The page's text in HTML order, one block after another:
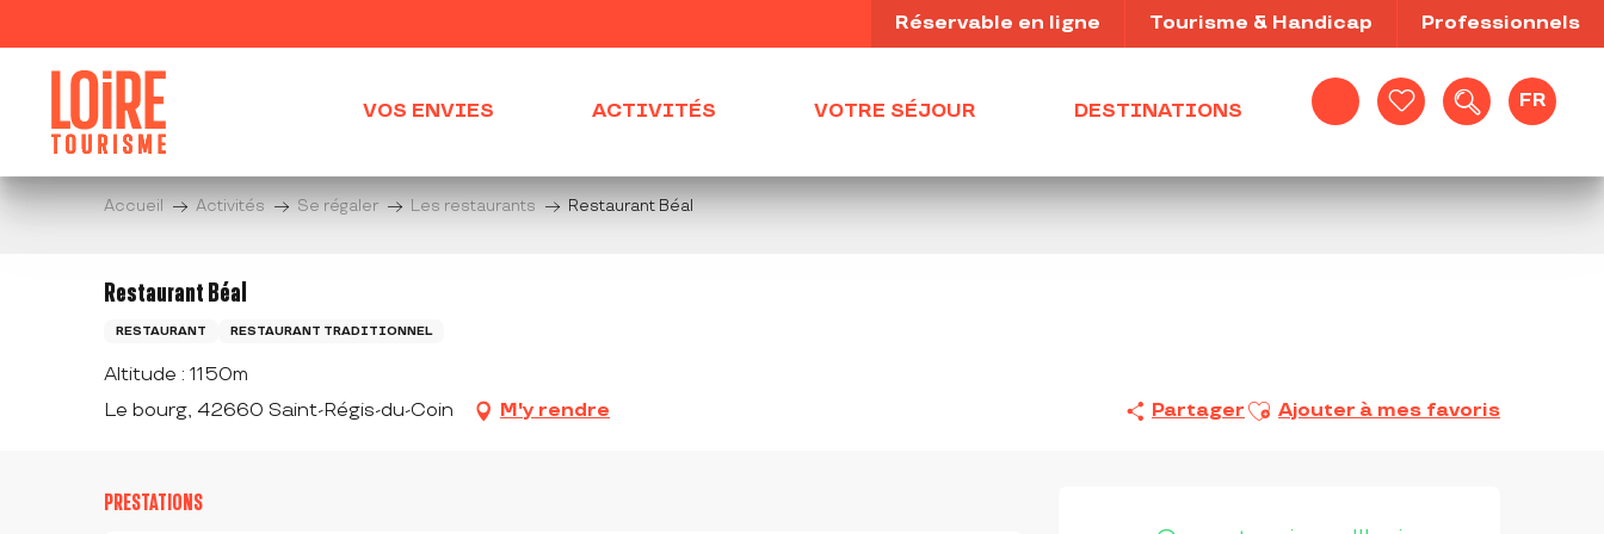
au
contenu
Recherche
FR
Réservable en ligne Tourisme & Handicap Professionnels
VOS ENVIES ACTIVITÉS VOTRE SÉJOUR DESTINATIONS
Accueil Activités Se régaler Les restaurants Restaurant Béal
Restaurant Béal
RESTAURANT RESTAURANT TRADITIONNEL
Altitude : 1150m
Le bourg, 42660 Saint-Régis-du-Coin
M'y rendre Partager Ajouter aux favoris
Ajouter à mes favoris
PRESTATIONS